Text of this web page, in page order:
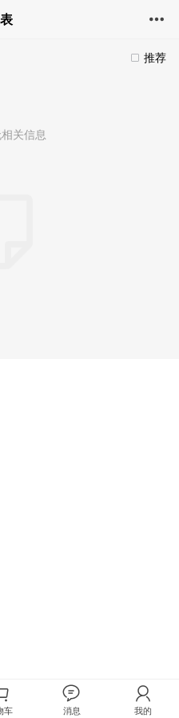
推荐
关信息
车 消息 我的